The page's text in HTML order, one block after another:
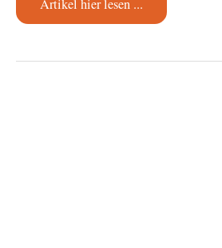
mit
Artikel hier lesen ...